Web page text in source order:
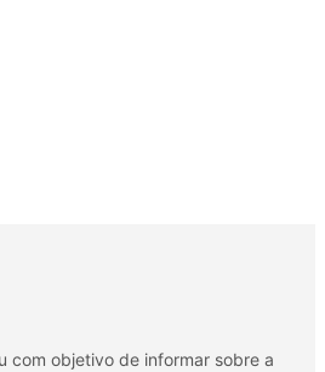
com objetivo de informar sobre a